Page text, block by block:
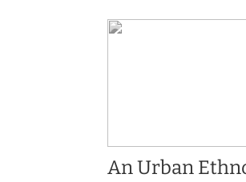
An Urban